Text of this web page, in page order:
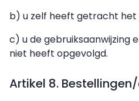
b) u zelf heeft getracht
c) u de gebruiksaanwijzing
niet heeft opgevolgd.
Artikel 8.